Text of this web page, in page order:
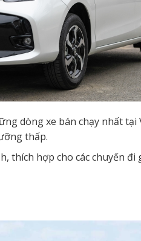
dòng xe bán chạy nhất tại
thấp.
thích hợp cho các chuyến đi